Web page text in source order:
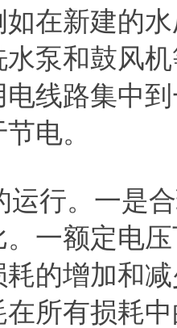
在新建的
泵和鼓风
线路集中
电。
运行。一是
。一额定电
耗的增加和
所有损耗